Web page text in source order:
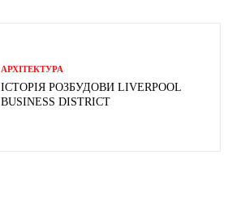
АРХІТЕКТУРА
ІСТОРІЯ РОЗБУДОВИ LIVERPOOL
BUSINESS DISTRICT